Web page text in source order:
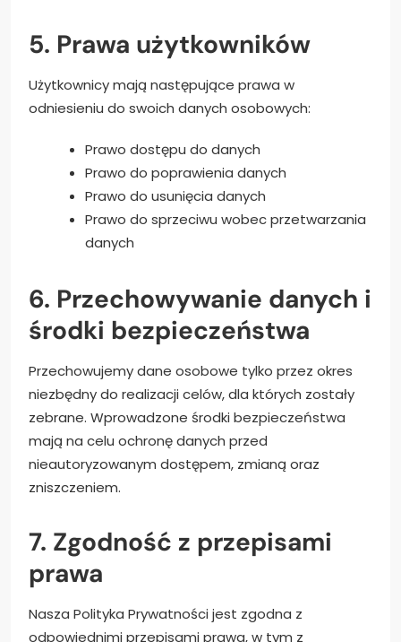
5. Prawa użytkowników
Użytkownicy mają następujące prawa w
odniesieniu do swoich danych osobowych:
Prawo dostępu do danych
Prawo do poprawienia danych
Prawo do usunięcia danych
Prawo do sprzeciwu wobec przetwarzania
danych
6. Przechowywanie danych i
środki bezpieczeństwa
Przechowujemy dane osobowe tylko przez okres
niezbędny do realizacji celów, dla których zostały
zebrane. Wprowadzone środki bezpieczeństwa
mają na celu ochronę danych przed
nieautoryzowanym dostępem, zmianą oraz
zniszczeniem.
7. Zgodność z przepisami
prawa
Nasza Polityka Prywatności jest zgodna z
odpowiednimi przepisami prawa, w tym z